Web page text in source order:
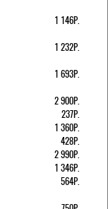
1 146Р.
1 232Р.
1 693Р.
2 900Р.
237Р.
1 360Р.
428Р.
2 990Р.
1 346Р.
564Р.